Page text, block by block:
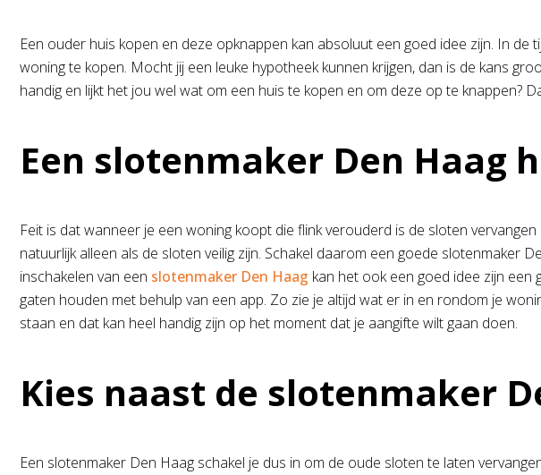
Een ouder huis kopen en deze opknappen kan absoluut een goed idee zijn. In
woning te kopen. Mocht jij een leuke hypotheek kunnen krijgen, dan is de kans
handig en lijkt het jou wel wat om een huis te kopen en om deze op te knappen?
Een slotenmaker Den Haag
Feit is dat wanneer je een woning koopt die flink verouderd is de sloten
natuurlijk alleen als de sloten veilig zijn. Schakel daarom een goede slotenmaker
inschakelen van een slotenmaker Den Haag kan het ook een goed idee zijn een
gaten houden met behulp van een app. Zo zie je altijd wat er in en rondom je
staan en dat kan heel handig zijn op het moment dat je aangifte wilt gaan doen.
Kies naast de slotenmaker
Een slotenmaker Den Haag schakel je dus in om de oude sloten te laten